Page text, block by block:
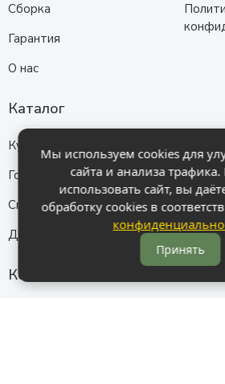
Сборка
Гарантия
О нас
Каталог
Кухни
Гостиные
Спальни
Детские
Контакты
Мы используем cookies для
сайта и анализа
использовать сайт, вы
обработку cookies в
Принять